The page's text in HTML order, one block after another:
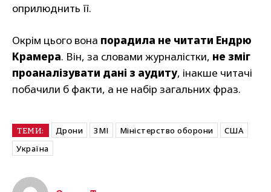
оприлюднить її.
Окрім цього вона порадила не читати Ендрю
Крамера. Він, за словами журналістки, не зміг
проаналізувати дані з аудиту, інакше читачі
побачили б факти, а не набір загальних фраз.
ТЕМИ: Дрони ЗМІ Міністерство оборони
США
Україна